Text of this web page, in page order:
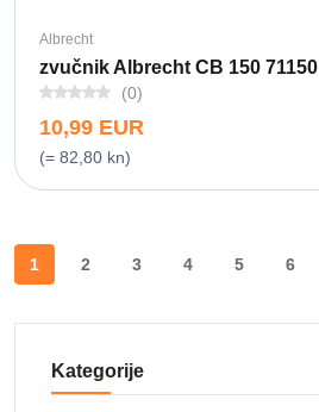
Albrecht
zvučnik Albrecht CB 150 71150
(0)
10,99 EUR
(= 82,80 kn)
1 2 3 4 5 6
Kategorije